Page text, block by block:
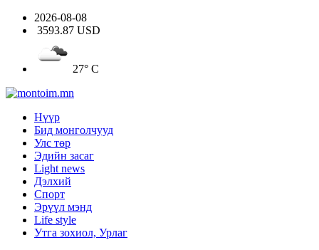
2026-08-08
3593.87 USD
27° C
Нүүр
Бид монголчууд
Улс төр
Эдийн засаг
Light news
Дэлхий
Спорт
Эрүүл мэнд
Life style
Утга зохиол, Урлаг